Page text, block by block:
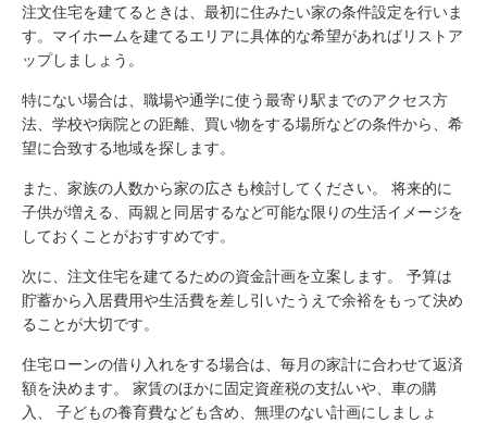
注文住宅を建てるときは、最初に住みたい家の条件設定を行いま
す。マイホームを建てるエリアに具体的な希望があればリストア
ップしましょう。
特にない場合は、職場や通学に使う最寄り駅までのアクセス方
法、学校や病院との距離、買い物をする場所などの条件から、希
望に合致する地域を探します。
また、家族の人数から家の広さも検討してください。 将来的に
子供が増える、両親と同居するなど可能な限りの生活イメージを
しておくことがおすすめです。
次に、注文住宅を建てるための資金計画を立案します。 予算は
貯蓄から入居費用や生活費を差し引いたうえで余裕をもって決め
ることが大切です。
住宅ローンの借り入れをする場合は、毎月の家計に合わせて返済
額を決めます。 家賃のほかに固定資産税の支払いや、車の購
入、 子どもの養育費なども含め、無理のない計画にしましょ